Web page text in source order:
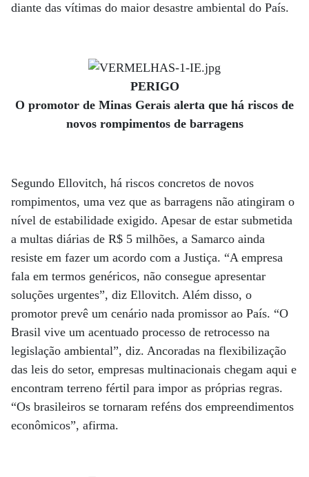
diante das vítimas do maior desastre ambiental do País.
PERIGO
O promotor de Minas Gerais alerta que há riscos de
novos rompimentos de barragens
Segundo Ellovitch, há riscos concretos de novos
rompimentos, uma vez que as barragens não atingiram o
nível de estabilidade exigido. Apesar de estar submetida
a multas diárias de R$ 5 milhões, a Samarco ainda
resiste em fazer um acordo com a Justiça. “A empresa
fala em termos genéricos, não consegue apresentar
soluções urgentes”, diz Ellovitch. Além disso, o
promotor prevê um cenário nada promissor ao País. “O
Brasil vive um acentuado processo de retrocesso na
legislação ambiental”, diz. Ancoradas na flexibilização
das leis do setor, empresas multinacionais chegam aqui e
encontram terreno fértil para impor as próprias regras.
“Os brasileiros se tornaram reféns dos empreendimentos
econômicos”, afirma.